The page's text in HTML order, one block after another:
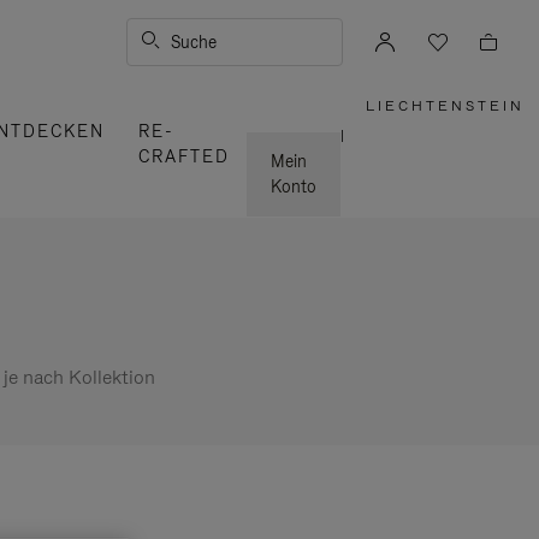
Suche
RE-
CRAFTED
Mein
Konto
LIECHTENSTEIN
|
nach Kollektion